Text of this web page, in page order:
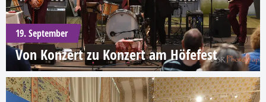
19. September
Von Konzert zu Konzert am Höfefest